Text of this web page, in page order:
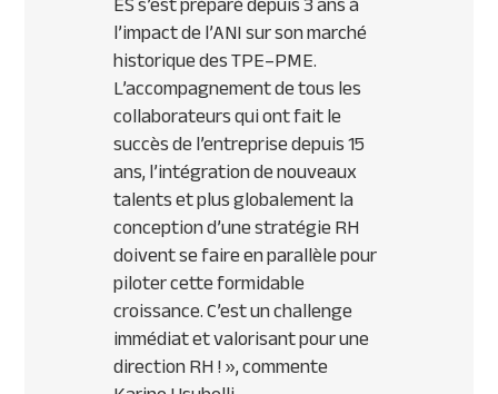
l’impact de l’ANIsur son marché
historique desTPE–PME.
L’accompagnement de tous les
collaborateurs qui ont fait le
succès de l’entreprise depuis 15
ans, l’intégration de nouveaux
talents et plus globalement la
conception d’une stratégie RH
doivent se faire en parallèle pour
piloter cette formidable
croissance. C’est un challenge
immédiat et valorisant pour une
direction RH ! », commente